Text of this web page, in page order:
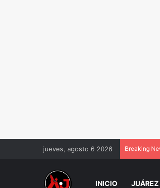
jueves, agosto 6 2026 Breaking
INICIO JUÁREZ